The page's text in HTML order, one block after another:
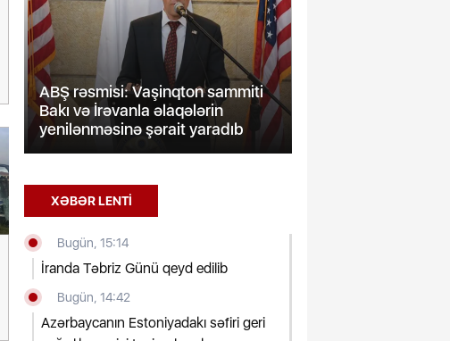
Bakının üç rayonunda və
Mingəçevirdə işıq olmayacaq
XƏBƏR LENTİ
Bugün, 15:14
İranda Təbriz Günü qeyd edilib
Bugün, 14:42
Azərbaycanın Estoniyadakı səfiri geri